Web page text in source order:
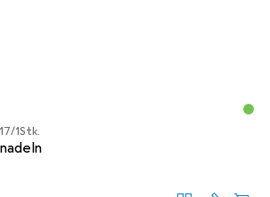
/1Stk.